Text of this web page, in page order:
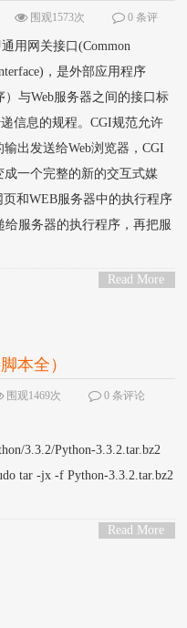
围观1573次
0 条评
用网关接口(Common
，是外部应用程序
）与Web服务器之间的接口标
信息的规程。CGI规范允许
出发送给Web浏览器，CGI
成一个完整的新的交互式媒
和WEB服务器中的执行程序
服务器的执行程序，再把服
Read More
本全）
围观1469次 0 条评论
3.3.2/Python-3.3.2.tar.bz2
tar -jx -f Python-3.3.2.tar.bz2
Read More